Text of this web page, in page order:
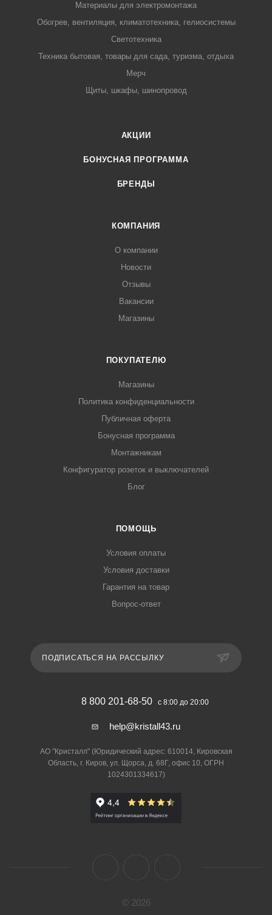
Материалы для электромонтажа
Обогрев, вентиляция, климатотехника, гелиосистемы
Светотехника
Техника бытовая, товары для сада, туризма, отдыха
Мерч
Щиты, шкафы, шинопровод
АКЦИИ
БОНУСНАЯ ПРОГРАММА
БРЕНДЫ
КОМПАНИЯ
О компании
Новости
Отзывы
Вакансии
Магазины
ПОКУПАТЕЛЮ
Магазины
Политика конфиденциальности
Публичная оферта
Бонусная программа
Монтажникам
Конфигуратор розеток и выключателей
Блог
ПОМОЩЬ
Условия оплаты
Условия доставки
Гарантия на товар
Вопрос-ответ
ПОДПИСАТЬСЯ НА РАССЫЛКУ
8 800 201-68-50 с 8:00 до 20:00
help@kristall43.ru
АО "Кристалл" (Юридический адрес: 610014, Кировская
Область, г. Киров, ул. Щорса, д. 68Г, офис 10, ОГРН
1024301334617)
© 2026